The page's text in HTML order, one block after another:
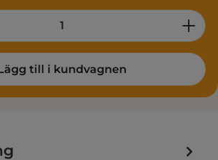
Enter the desired
till i kundvagnen